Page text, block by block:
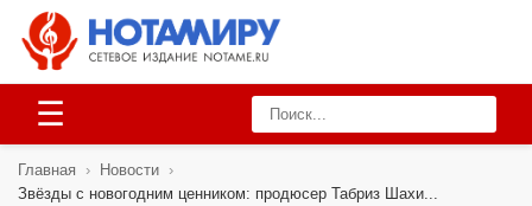
☰
Главная › Новости ›
Звёзды с новогодним ценником: продюсер Табриз Шахи...